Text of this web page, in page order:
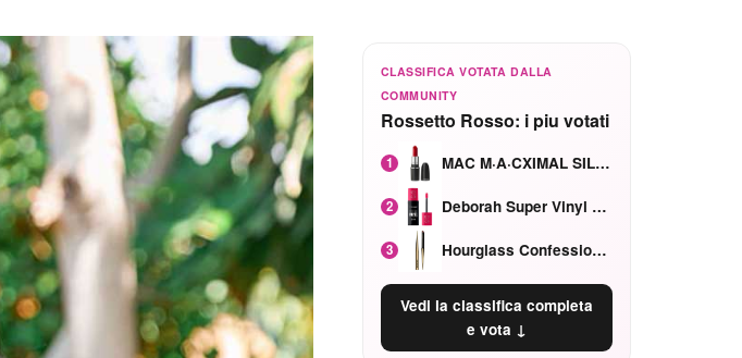
CLASSIFICA VOTATA DALLA
COMMUNITY
Rossetto Rosso: i piu votati
1 MAC M·A·CXIMAL SILKY MATTE Red Rock mat
2 Deborah Super Vinyl Shake Rosa Ciliegia
3 Hourglass Confession Ricaricabile Ultra Preciso Ad Alta Intensità Secretly Classic Red
Vedi la classifica completa
e vota ↓